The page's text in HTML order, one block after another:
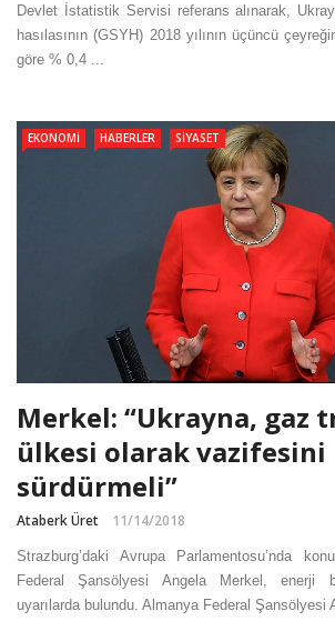
Devlet İstatistik Servisi referans alınarak,
hasılasının (GSYH) 2018 yılının üçüncü
göre % 0,4 ...
EKONOMI HABERLER SIYASET
Merkel: “Ukrayna, gaz
ülkesi olarak vazifesini
sürdürmeli”
Ataberk Üret 11/14/2018
Strazburg’daki Avrupa Parlamentosu’nda
Federal Şansölyesi Angela Merkel, enerji
uyarılarda bulundu. Almanya Federal Şansölyesi